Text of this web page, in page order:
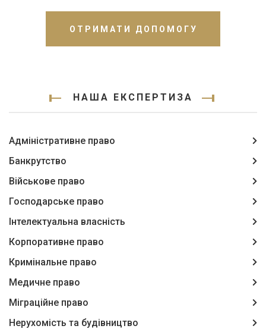
ОТРИМАТИ ДОПОМОГУ
НАША ЕКСПЕРТИЗА
Адміністративне право
Банкрутство
Військове право
Господарське право
Інтелектуальна власність
Корпоративне право
Кримінальне право
Медичне право
Міграційне право
Нерухомість та будівництво